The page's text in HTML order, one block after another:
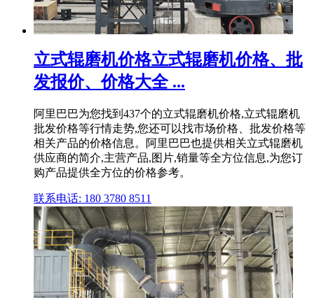
立式辊磨机价格立式辊磨机价格、批
发报价、价格大全 ...
阿里巴巴为您找到437个的立式辊磨机价格,立式辊磨机
批发价格等行情走势,您还可以找市场价格、批发价格等
相关产品的价格信息。阿里巴巴也提供相关立式辊磨机
供应商的简介,主营产品,图片,销量等全方位信息,为您订
购产品提供全方位的价格参考。
联系电话: 180 3780 8511